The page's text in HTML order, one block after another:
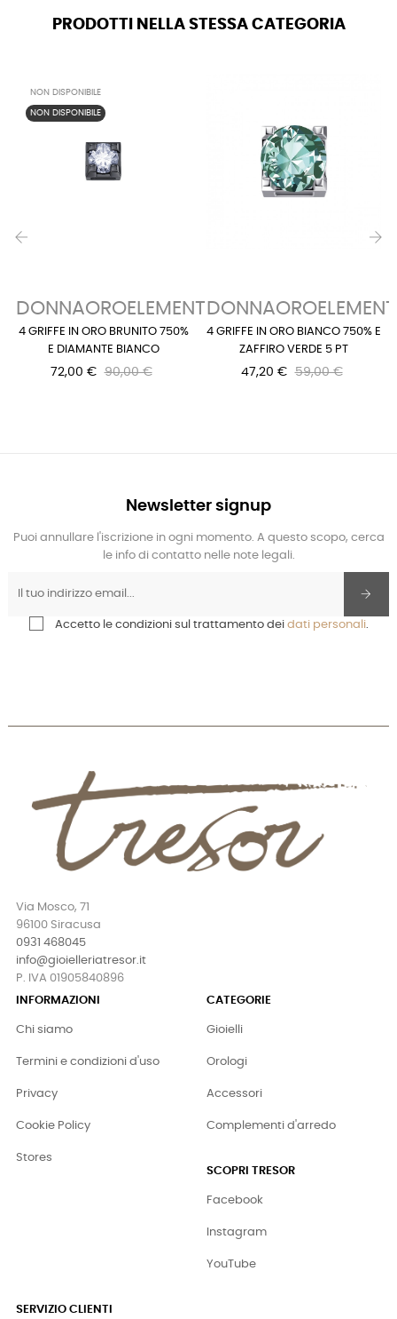
PRODOTTI NELLA STESSA CATEGORIA
NON DISPONIBILE
NON DISPONIBILE
DONNAOROELEMENTS
4 GRIFFE IN ORO BRUNITO 750%
E DIAMANTE BIANCO
72,00 € 90,00 €
4 GRIFFE IN ORO BIANCO 750% E
ZAFFIRO VERDE 5 PT
47,20 € 59,00 €
Newsletter signup
Puoi annullare l'iscrizione in ogni momento. A questo scopo, cerca
le info di contatto nelle note legali.
Accetto le condizioni sul trattamento dei dati personali.
Via Mosco, 71
96100 Siracusa
0931 468045
info@gioielleriatresor.it
P. IVA 01905840896
INFORMAZIONI
Chi siamo
Termini e condizioni d'uso
Privacy
Cookie Policy
Stores
CATEGORIE
Gioielli
Orologi
Accessori
Complementi d'arredo
SCOPRI TRESOR
Facebook
Instagram
YouTube
SERVIZIO CLIENTI